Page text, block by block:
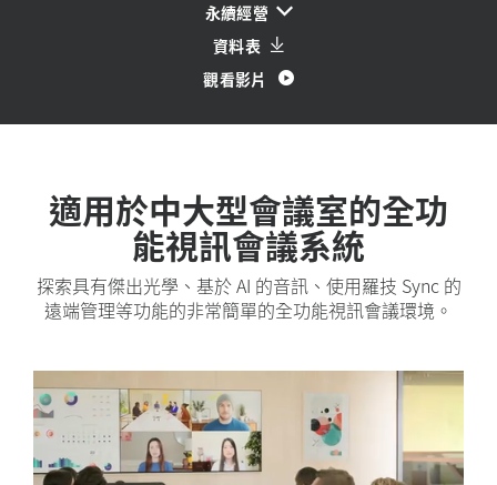
永續經營
資料表
觀看影片
適用於中大型會議室的全功
能視訊會議系統
探索具有傑出光學、基於 AI 的音訊、使用羅技 Sync 的
遠端管理等功能的非常簡單的全功能視訊會議環境。